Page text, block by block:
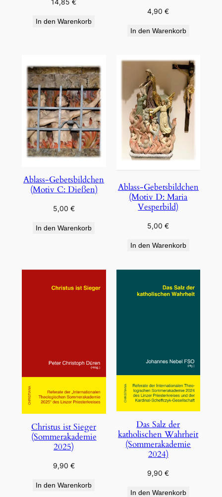
In den Warenkorb
4,90€
In den Warenkorb
Ablass-Gebetsbildchen
(Motiv C: Dießen)
5,00 €
In den Warenkorb
Ablass-Gebetsbildchen
(Motiv D: Maria
Vesperbild)
5,00€
In den Warenkorb
Christus ist Sieger
(Sommerakademie
2025)
9,90 €
In den Warenkorb
Das Salz der
katholischen Wahrheit
(Sommerakademie
2024)
9,90€
In den Warenkorb